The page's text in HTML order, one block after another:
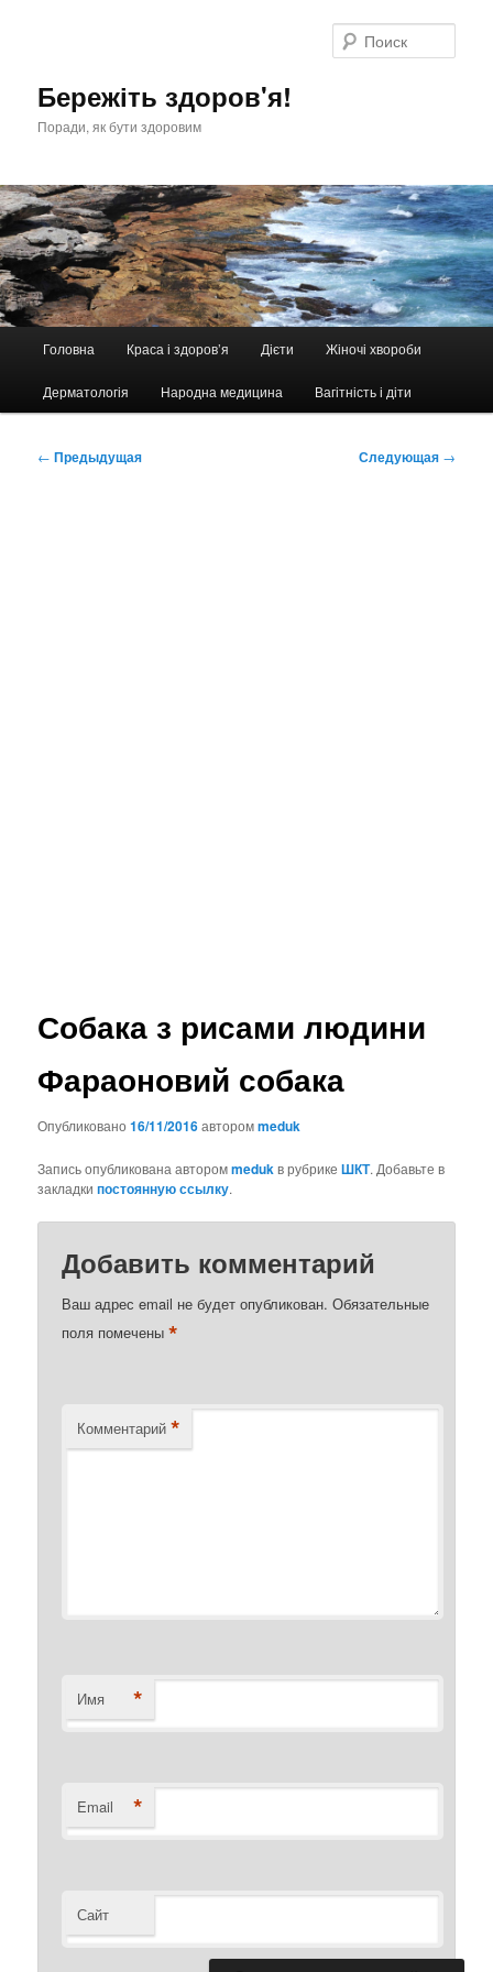
Бережіть здоров'я!
Поради, як бути здоровим
Головна Краса і здоров’я Дієти Жіночі хвороби
Дерматологія Народна медицина Вагітність і діти
Навигация
← Предыдущая Следующая →
Собака з рисами людини
Фараоновий собака
Опубликовано16/11/2016авторомmeduk
Запись опубликована авторомmedukв рубрикеШКТ. Добавьте в
закладкипостоянную ссылку.
Добавить комментарий
Ваш адрес email не будет опубликован. Обязательные
поля помечены*
Комментарий *
Имя *
Email *
Сайт